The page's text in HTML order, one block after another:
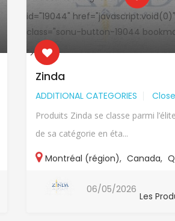
id="19044" href="javascript:void(0)"
class="sonu-button-19044
">
Zinda
ADDITIONAL CATEGORIES
Produits Zinda se classe parmi
de sa catégorie en éta...
Montréal (région), Canada,
Les
06/05/2026